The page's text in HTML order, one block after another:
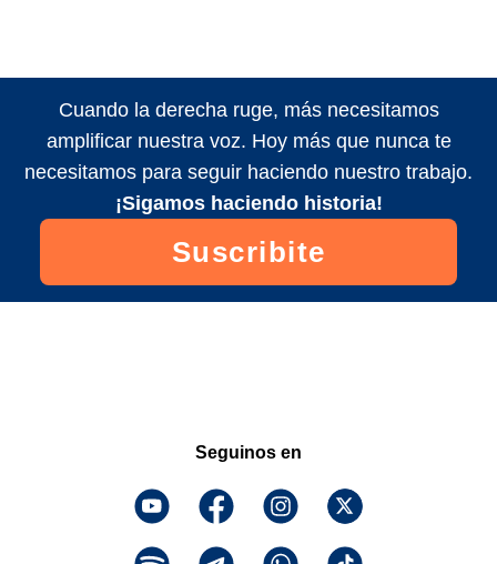
Cuando la derecha ruge, más necesitamos
amplificar nuestra voz. Hoy más que nunca te
necesitamos para seguir haciendo nuestro trabajo.
¡Sigamos haciendo historia!
Suscribite
Seguinos en